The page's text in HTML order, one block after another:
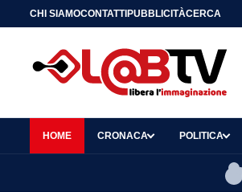
CHI SIAMOCONTATTIPUBBLICITÀCERCA
HOME CRONACA POLITICA